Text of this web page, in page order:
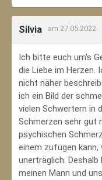
Silvia am 27.05.2022
Ich bitte euch um's
die Liebe im Herzen.
nicht näher
ich ein Bild der
vielen Schwertern in
Schmerzen sehr gut
psychischen
einem zufügen kann,
unerträglich.
meinen Mann und